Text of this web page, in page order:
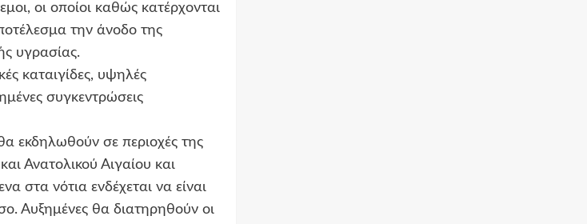
οι οποίοι καθώς κατέρχονται
την άνοδο της
υγρασίας.
καταιγίδες, υψηλές
συγκεντρώσεις
εκδηλωθούν σε περιοχές της
Ανατολικού Αιγαίου και
στα νότια ενδέχεται να είναι
Αυξημένες θα διατηρηθούν οι